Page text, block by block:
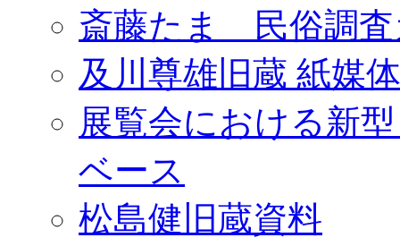
斎藤たま 民俗調査
及川尊雄旧蔵 紙媒
展覧会における新
ベース
松島健旧蔵資料